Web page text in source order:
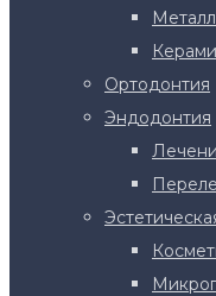
Ортодонтия
Эндодонтия